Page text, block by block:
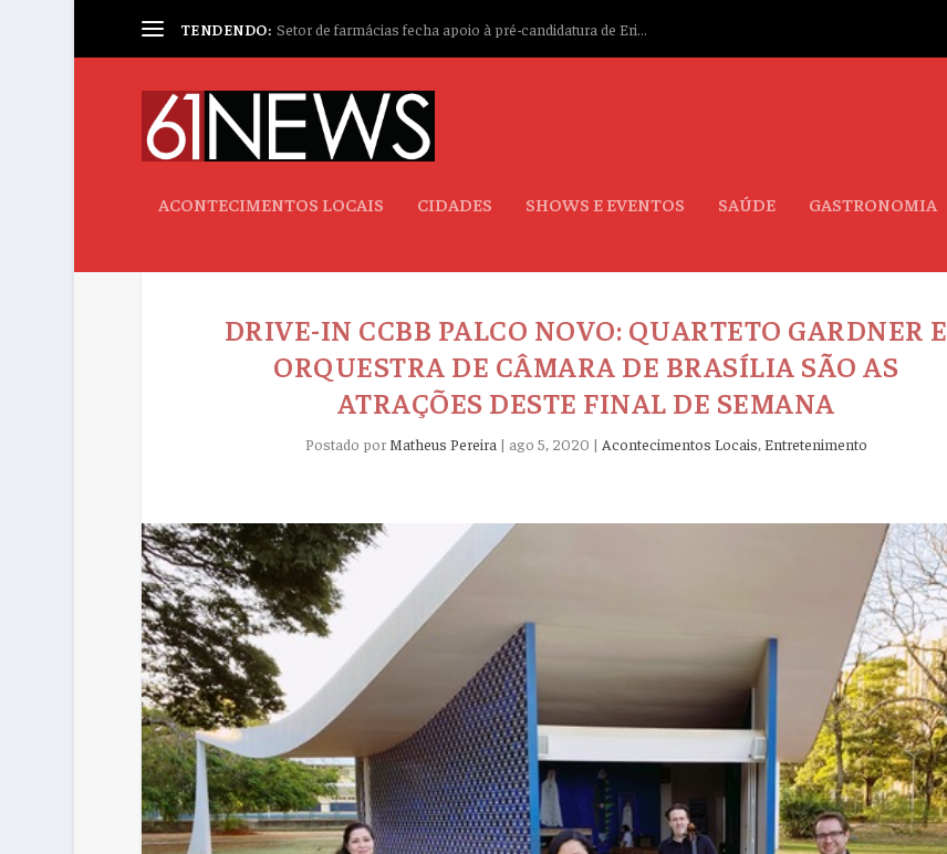
TENDENDO: Setor de farmácias fecha apoio à pré-candidatura de Eri...
ACONTECIMENTOS LOCAIS CIDADES SHOWS E EVENTOS SAÚDE GASTRONOMIA
DRIVE-IN CCBB PALCO NOVO: QUARTETO GARDNER E
ORQUESTRA DE CÂMARA DE BRASÍLIA SÃO AS
ATRAÇÕES DESTE FINAL DE SEMANA
Postado por Matheus Pereira | ago 5, 2020 | Acontecimentos Locais,Entretenimento